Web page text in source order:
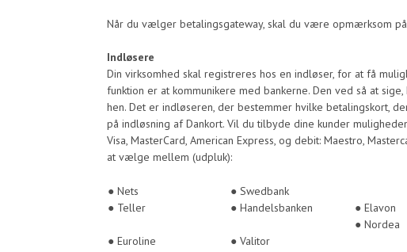
Når du vælger betalingsgateway, skal du være opmærksom
Indløsere
Din virksomhed skal registreres hos en indløser, for at få
funktion er at kommunikere med bankerne. Den ved så at
hen. Det er indløseren, der bestemmer hvilke betalingskort,
på indløsning af Dankort. Vil du tilbyde dine kunder
Visa, MasterCard, American Express, og debit: Maestro,
at vælge mellem (udpluk):
● Nets
● Teller
● Euroline
● Swedbank
● Handelsbanken
● Valitor
● Elavon
● Nordea